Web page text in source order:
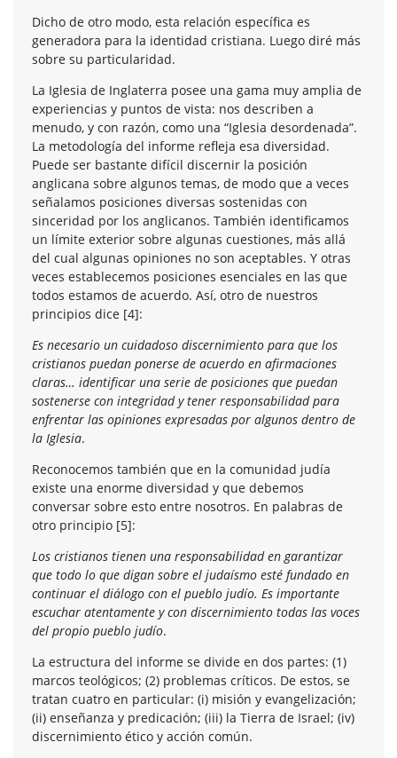
Dicho de otro modo, esta relación específica es
generadora para la identidad cristiana. Luego diré más
sobre su particularidad.
La Iglesia de Inglaterra posee una gama muy amplia de
experiencias y puntos de vista: nos describen a
menudo, y con razón, como una “Iglesia desordenada”.
La metodología del informe refleja esa diversidad.
Puede ser bastante difícil discernir la posición
anglicana sobre algunos temas, de modo que a veces
señalamos posiciones diversas sostenidas con
sinceridad por los anglicanos. También identificamos
un límite exterior sobre algunas cuestiones, más allá
del cual algunas opiniones no son aceptables. Y otras
veces establecemos posiciones esenciales en las que
todos estamos de acuerdo. Así, otro de nuestros
principios dice [4]:
Es necesario un cuidadoso discernimiento para que los
cristianos puedan ponerse de acuerdo en afirmaciones
claras… identificar una serie de posiciones que puedan
sostenerse con integridad y tener responsabilidad para
enfrentar las opiniones expresadas por algunos dentro de
la Iglesia.
Reconocemos también que en la comunidad judía
existe una enorme diversidad y que debemos
conversar sobre esto entre nosotros. En palabras de
otro principio [5]:
Los cristianos tienen una responsabilidad en garantizar
que todo lo que digan sobre el judaísmo esté fundado en
continuar el diálogo con el pueblo judío. Es importante
escuchar atentamente y con discernimiento todas las voces
del propio pueblo judío.
La estructura del informe se divide en dos partes: (1)
marcos teológicos; (2) problemas críticos. De estos, se
tratan cuatro en particular: (i) misión y evangelización;
(ii) enseñanza y predicación; (iii) la Tierra de Israel; (iv)
discernimiento ético y acción común.